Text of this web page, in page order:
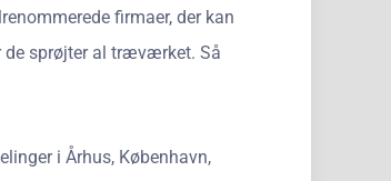
firmaer, der kan
de sprøjter al træværket. Så
i Århus, København,